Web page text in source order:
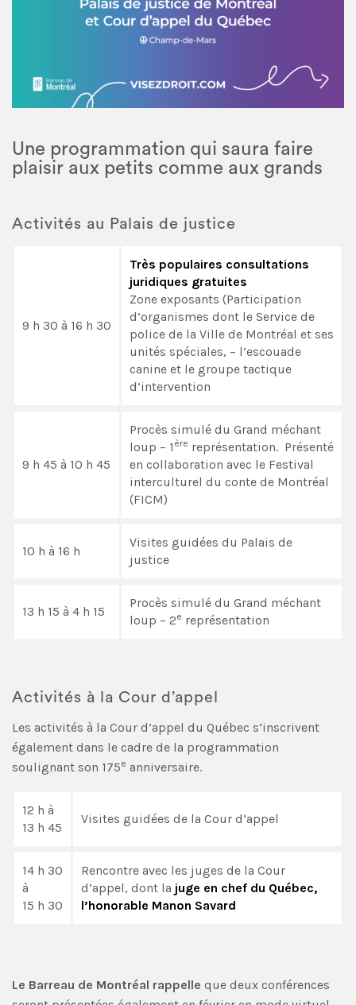
Une programmation qui saura faire
plaisir aux petits comme aux grands
Activités au Palais de justice
9 h 30 à 16 h 30
Très populaires consultations
juridiques gratuites
Zone exposants (Participation
d’organismes dont le Service de
police de la Ville de Montréal et ses
unités spéciales, – l’escouade
canine et le groupe tactique
d’intervention
9 h 45 à 10 h 45
Procès simulé du Grand méchant
loup – 1 ère représentation. Présenté
en collaboration avec le Festival
interculturel du conte de Montréal
(FICM)
10 h à 16 h
Visites guidées du Palais de
justice
13 h 15 à 4 h 15
Procès simulé du Grand méchant
loup – 2e représentation
Activités à la Cour d’appel
Les activités à la Cour d’appel du Québec s’inscrivent
également dans le cadre de la programmation
soulignant son 175e anniversaire.
12 h à
13 h 45
Visites guidées de la Cour d’appel
14 h 30
à
15 h 30
Rencontre avec les juges de la Cour
d’appel, dont la juge en chef du Québec,
l’honorable Manon Savard
Le Barreau de Montréal rappelle que deux conférences